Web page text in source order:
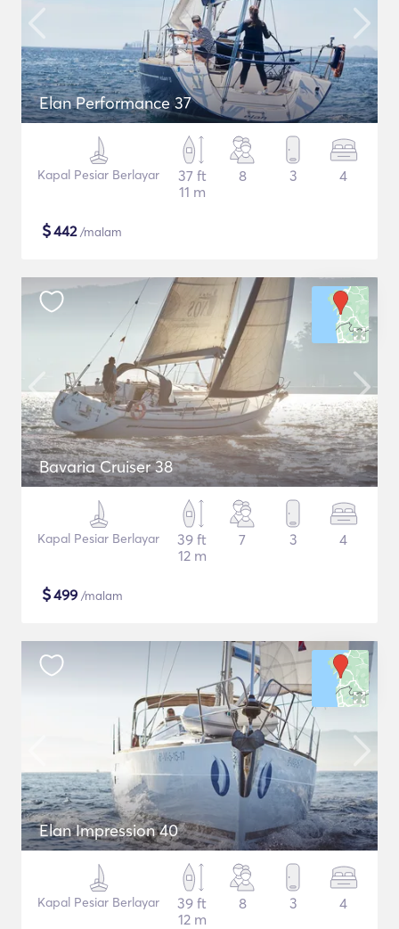
Elan Performance 37
Kapal Pesiar Berlayar
37 ft
11 m
8 3 4
$442/malam
Bavaria Cruiser 38
Kapal Pesiar Berlayar
39 ft
12 m
7 3 4
$499 /malam
Elan Impression 40
Kapal Pesiar Berlayar
39 ft
12 m
8 3 4